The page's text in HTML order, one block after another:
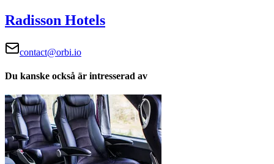
Radisson Hotels
contact@orbi.io
Du kanske också är intresserad av